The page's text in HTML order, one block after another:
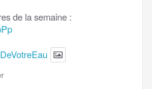
de la semaine :